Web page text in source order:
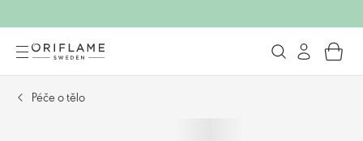
Péče o tělo